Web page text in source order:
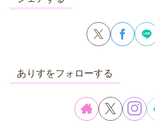
ありすをフォローする